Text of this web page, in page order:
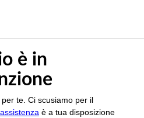
è in
te. Ci scusiamo per il
assistenza è a tua disposizione